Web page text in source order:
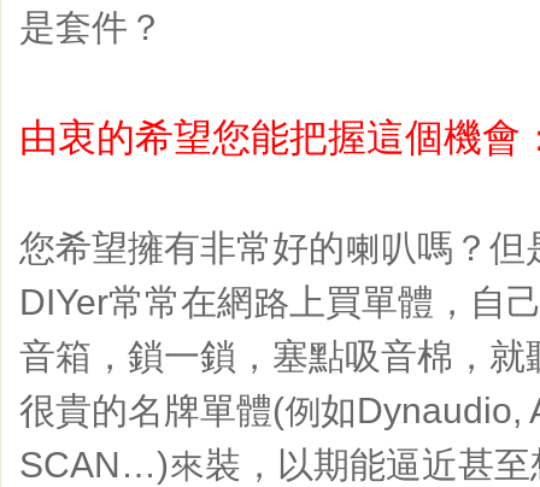
是套件？
由衷的希望您能把握這個機會
您希望擁有非常好的喇叭嗎？
DIYer常常在網路上買單體，自
音箱，鎖一鎖，塞點吸音棉，
很貴的名牌單體(例如Dynaudio,
SCAN…)來裝，以期能逼近甚至